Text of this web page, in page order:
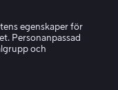
egenskaper för
Personanpassad
och